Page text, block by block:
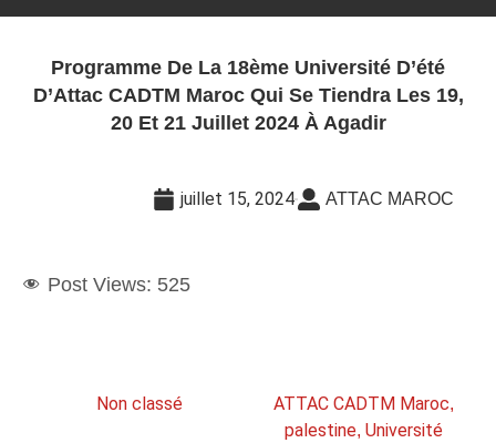
Programme De La 18ème Université D’été
D’Attac CADTM Maroc Qui Se Tiendra Les 19,
20 Et 21 Juillet 2024 À Agadir
juillet 15, 2024 ATTAC MAROC
Post Views: 525
Non classé ATTAC CADTM Maroc,
palestine,Université